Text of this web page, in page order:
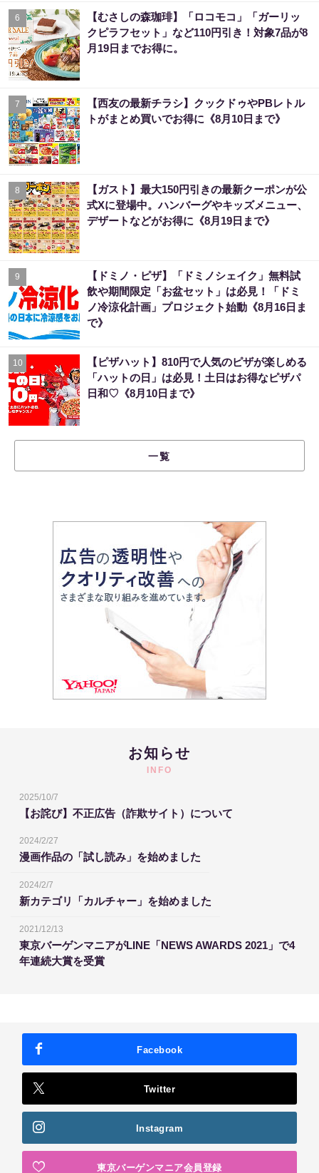
6
【むさしの森珈琲】「ロコモコ」「ガーリッ
クピラフセット」など110円引き！対象7品が8
月19日までお得に。
7
【西友の最新チラシ】クックドゥやPBレトル
トがまとめ買いでお得に《8月10日まで》
8
【ガスト】最大150円引きの最新クーポンが公
式Xに登場中。ハンバーグやキッズメニュー、
デザートなどがお得に《8月19日まで》
9
【ドミノ・ピザ】「ドミノシェイク」無料試
飲や期間限定「お盆セット」は必見！「ドミ
ノ冷涼化計画」プロジェクト始動《8月16日ま
で》
10
【ピザハット】810円で人気のピザが楽しめる
「ハットの日」は必見！土日はお得なピザパ
日和♡《8月10日まで》
一覧
お知らせ
INFO
2025/10/7
【お詫び】不正広告（詐欺サイト）について
2024/2/27
漫画作品の「試し読み」を始めました
2024/2/7
新カテゴリ「カルチャー」を始めました
2021/12/13
東京バーゲンマニアがLINE「NEWS AWARDS 2021」で4
年連続大賞を受賞
Facebook
Twitter
Instagram
東京バーゲンマニア会員登録